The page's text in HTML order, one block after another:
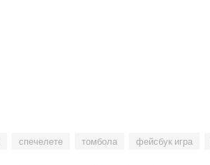
спечелете томбола фейсбук игра